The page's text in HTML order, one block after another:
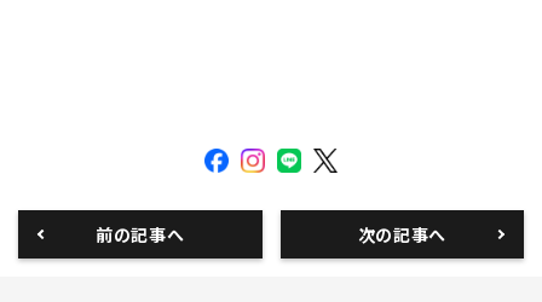
前の記事へ 次の記事へ